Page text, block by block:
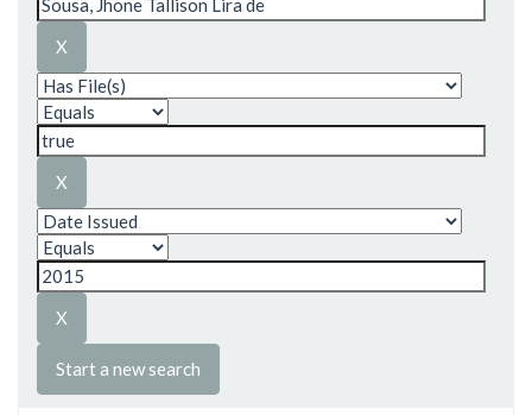
Start a new search